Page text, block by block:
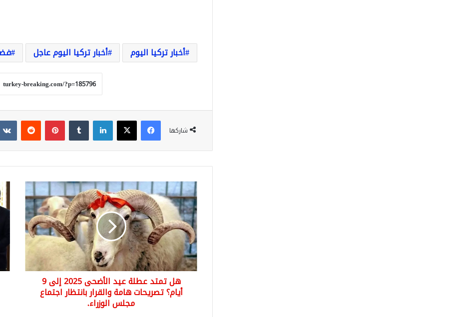
أخبار تركيا اليوم أخبار تركيا اليوم عاجل
شاركها
فيسبوك‫X لينكدإن بينتيريست
هل
تمتد
عطلة
عيد
الأضحى
2025
إلى
9
أيام؟
تصريحات
هل تمتد عطلة عيد الأضحى 2025 إلى 9
أيام؟ تصريحات هامة والقرار بانتظار اجتماع
مجلس الوزراء.
إلى